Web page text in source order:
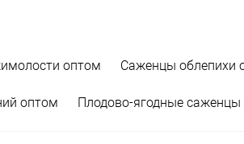
оптом Саженцы облепихи
оптом Плодово-ягодные